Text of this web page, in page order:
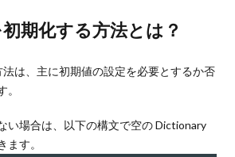
期化する方法とは？
は、主に初期値の設定を必要とするか否
い場合は、以下の構文で空の Dictionary
ます。